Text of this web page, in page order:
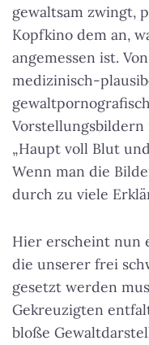
gewaltsam zwingt,
Kopfkino dem an,
angemessen ist.
medizinisch-
Vorstellungsbildern
„Haupt voll Blut
Wenn man die
durch zu viele
Hier erscheint nun
die unserer frei
gesetzt werden
Gekreuzigten
bloße